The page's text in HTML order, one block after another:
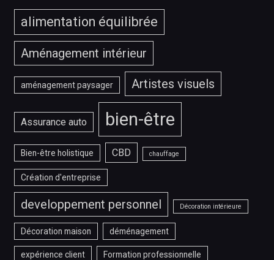
alimentation équilibrée
Aménagement intérieur
aménagement paysager Artistes visuels
Assurance auto bien-être
Bien-être holistique CBD chauffage
Création d'entreprise
developpement personnel Décoration intérieure
Décoration maison déménagement
expérience client Formation professionnelle